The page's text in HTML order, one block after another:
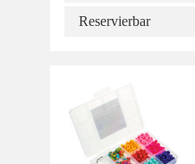
Reservierbar